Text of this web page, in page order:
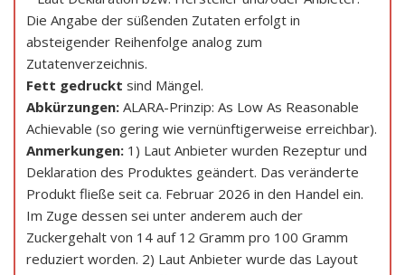
Die Angabe der süßenden Zutaten erfolgt in
absteigender Reihenfolge analog zum
Zutatenverzeichnis.
Fett gedruckt sind Mängel.
Abkürzungen: ALARA-Prinzip: As Low As Reasonable
Achievable (so gering wie vernünftigerweise erreichbar).
Anmerkungen: 1) Laut Anbieter wurden Rezeptur und
Deklaration des Produktes geändert. Das veränderte
Produkt fließe seit ca. Februar 2026 in den Handel ein.
Im Zuge dessen sei unter anderem auch der
Zuckergehalt von 14 auf 12 Gramm pro 100 Gramm
reduziert worden. 2) Laut Anbieter wurde das Layout